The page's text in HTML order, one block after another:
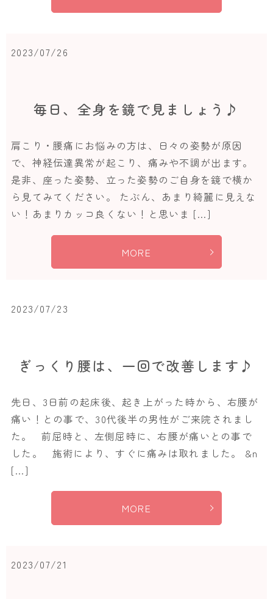
2023/07/26
毎日、全身を鏡で見ましょう♪
肩こり・腰痛にお悩みの方は、日々の姿勢が原因
で、神経伝達異常が起こり、痛みや不調が出ます。
是非、座った姿勢、立った姿勢のご自身を鏡で横か
ら見てみてください。 たぶん、あまり綺麗に見えな
い！あまりカッコ良くない！と思いま […]
MORE
2023/07/23
ぎっくり腰は、一回で改善します♪
先日、3日前の起床後、起き上がった時から、右腰が
痛い！との事で、30代後半の男性がご来院されまし
た。 前屈時と、左側屈時に、右腰が痛いとの事で
した。 施術により、すぐに痛みは取れました。 &n
[…]
MORE
2023/07/21